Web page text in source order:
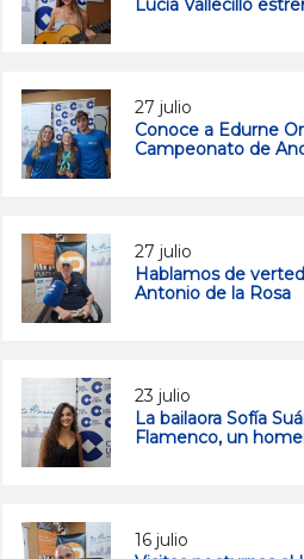
Lucía Vallecillo
27 julio
Conoce a Edurne
Campeonato de
27 julio
Hablamos de
Antonio de la Rosa
23 julio
La bailaora Sofía
Flamenco, un
16 julio